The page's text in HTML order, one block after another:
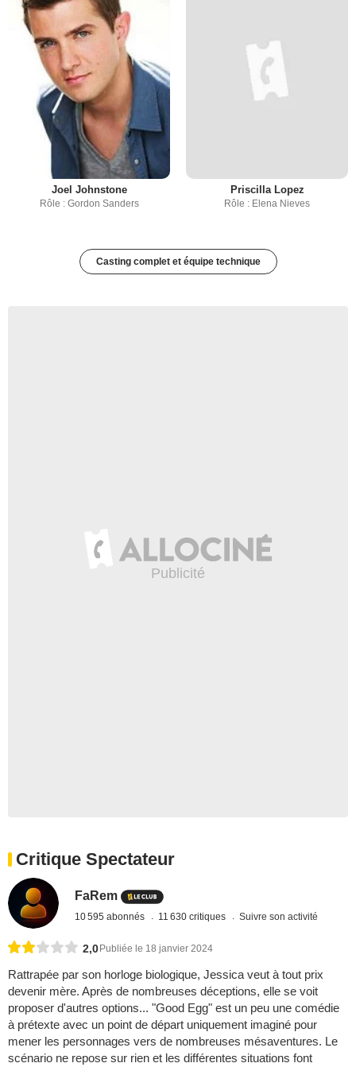
Joel Johnstone
Rôle : Gordon Sanders
Priscilla Lopez
Rôle : Elena Nieves
Casting complet et équipe technique
Critique Spectateur
FaRem
10 595 abonnés 11 630 critiques Suivre son activité
2,0 Publiée le 18 janvier 2024
Rattrapée par son horloge biologique, Jessica veut à tout prix
devenir mère. Après de nombreuses déceptions, elle se voit
proposer d'autres options... "Good Egg" est un peu une comédie
à prétexte avec un point de départ uniquement imaginé pour
mener les personnages vers de nombreuses mésaventures. Le
scénario ne repose sur rien et les différentes situations font